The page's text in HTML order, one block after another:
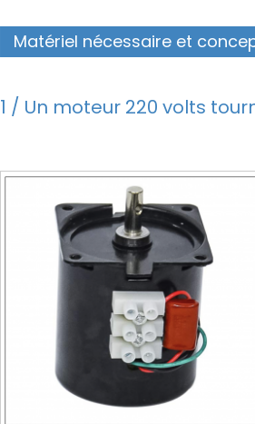
Matériel nécessaire et
1 / Un moteur 220 volts